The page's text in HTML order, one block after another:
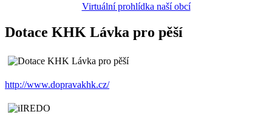
Virtuální prohlídka naší obcí
Dotace KHK Lávka pro pěší
http://www.dopravakhk.cz/